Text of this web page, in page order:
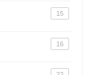
15
16